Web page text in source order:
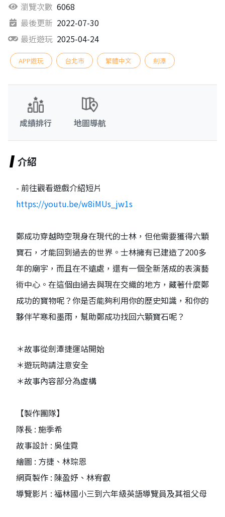
瀏覽次數 6068
最後更新 2022-07-30
最近遊玩 2025-04-24
APP遊玩 台北市 繁體中文 劍潭
成績排行 地圖導航
介紹
- 前往觀看遊戲介紹短片
https://youtu.be/w8iMUs_jw1s
鄭成功穿越時空現身在現代的士林，但他需要獲得六顆
寶石，才能回到過去的世界。士林擁有已建造了200多
年的廟宇，而且在不遠處，還有一個全新落成的表演藝
術中心。在這個由過去與現在交織的地方，藏著什麼鄭
成功的寶物呢？你是否能夠利用你的歷史知識，和你的
夥伴芊寒和墨雨，幫助鄭成功找回六顆寶石呢？
＊故事從劍潭捷運站開始
＊遊玩時請注意安全
＊故事內容部分為虛構
【製作團隊】
隊長 : 施季希
故事設計 : 吳佳霓
繪圖 : 方捷、林琮恩
網頁製作 : 陳盈妤、林宥叡
導覽影片 : 福林國小三到六年級英語導覽員及其祖父母